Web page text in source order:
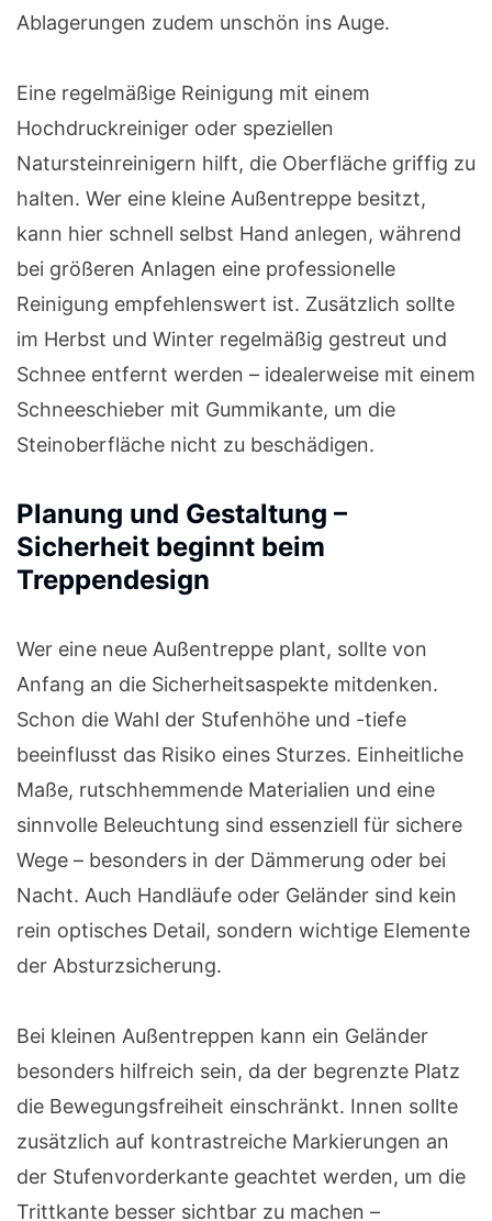
Ablagerungen zudem unschön ins Auge.
Eine regelmäßige Reinigung mit einem
Hochdruckreiniger oder speziellen
Natursteinreinigern hilft, die Oberfläche griffig zu
halten. Wer eine kleine Außentreppe besitzt,
kann hier schnell selbst Hand anlegen, während
bei größeren Anlagen eine professionelle
Reinigung empfehlenswert ist. Zusätzlich sollte
im Herbst und Winter regelmäßig gestreut und
Schnee entfernt werden – idealerweise mit einem
Schneeschieber mit Gummikante, um die
Steinoberfläche nicht zu beschädigen.
Planung und Gestaltung –
Sicherheit beginnt beim
Treppendesign
Wer eine neue Außentreppe plant, sollte von
Anfang an die Sicherheitsaspekte mitdenken.
Schon die Wahl der Stufenhöhe und -tiefe
beeinflusst das Risiko eines Sturzes. Einheitliche
Maße, rutschhemmende Materialien und eine
sinnvolle Beleuchtung sind essenziell für sichere
Wege – besonders in der Dämmerung oder bei
Nacht. Auch Handläufe oder Geländer sind kein
rein optisches Detail, sondern wichtige Elemente
der Absturzsicherung.
Bei kleinen Außentreppen kann ein Geländer
besonders hilfreich sein, da der begrenzte Platz
die Bewegungsfreiheit einschränkt. Innen sollte
zusätzlich auf kontrastreiche Markierungen an
der Stufenvorderkante geachtet werden, um die
Trittkante besser sichtbar zu machen –